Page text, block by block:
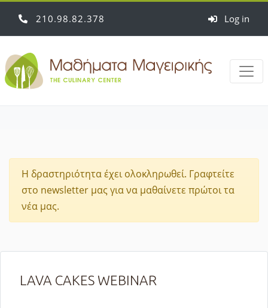
210 98 82 378 Log in
Η δραστηριότητα έχει ολοκληρωθεί. Γραφτείτε
στο newsletter μας για να μαθαίνετε πρώτοι τα
νέα μας.
LAVA CAKES WEBINAR